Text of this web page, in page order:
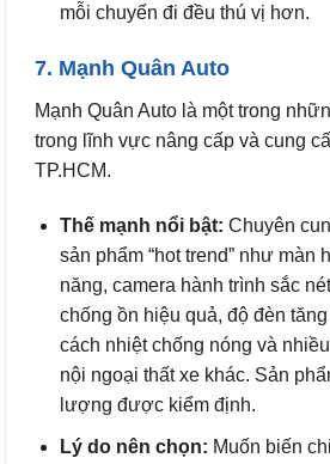
mỗi chuyến đi đều thú vị hơn.
7. Mạnh Quân Auto
Mạnh Quân Auto là một trong
trong lĩnh vực nâng cấp và cung
TP.HCM.
Thế mạnh nổi bật: Chuyên
sản phẩm “hot trend” như màn
năng, camera hành trình sắc
chống ồn hiệu quả, độ đèn
cách nhiệt chống nóng và
nội ngoại thất xe khác. Sản
lượng được kiểm định.
Lý do nên chọn: Muốn biến